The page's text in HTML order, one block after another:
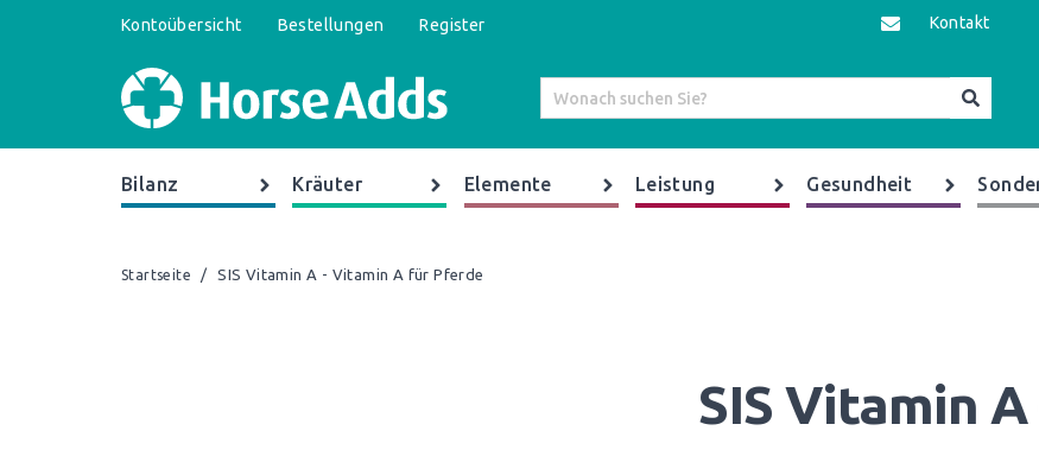
Kontoübersicht Bestellungen Register Kontakt
Bilanz Kräuter Elemente Leistung Gesundheit
Startseite / SIS Vitamin A - Vitamin A für Pferde
SIS Vitamin